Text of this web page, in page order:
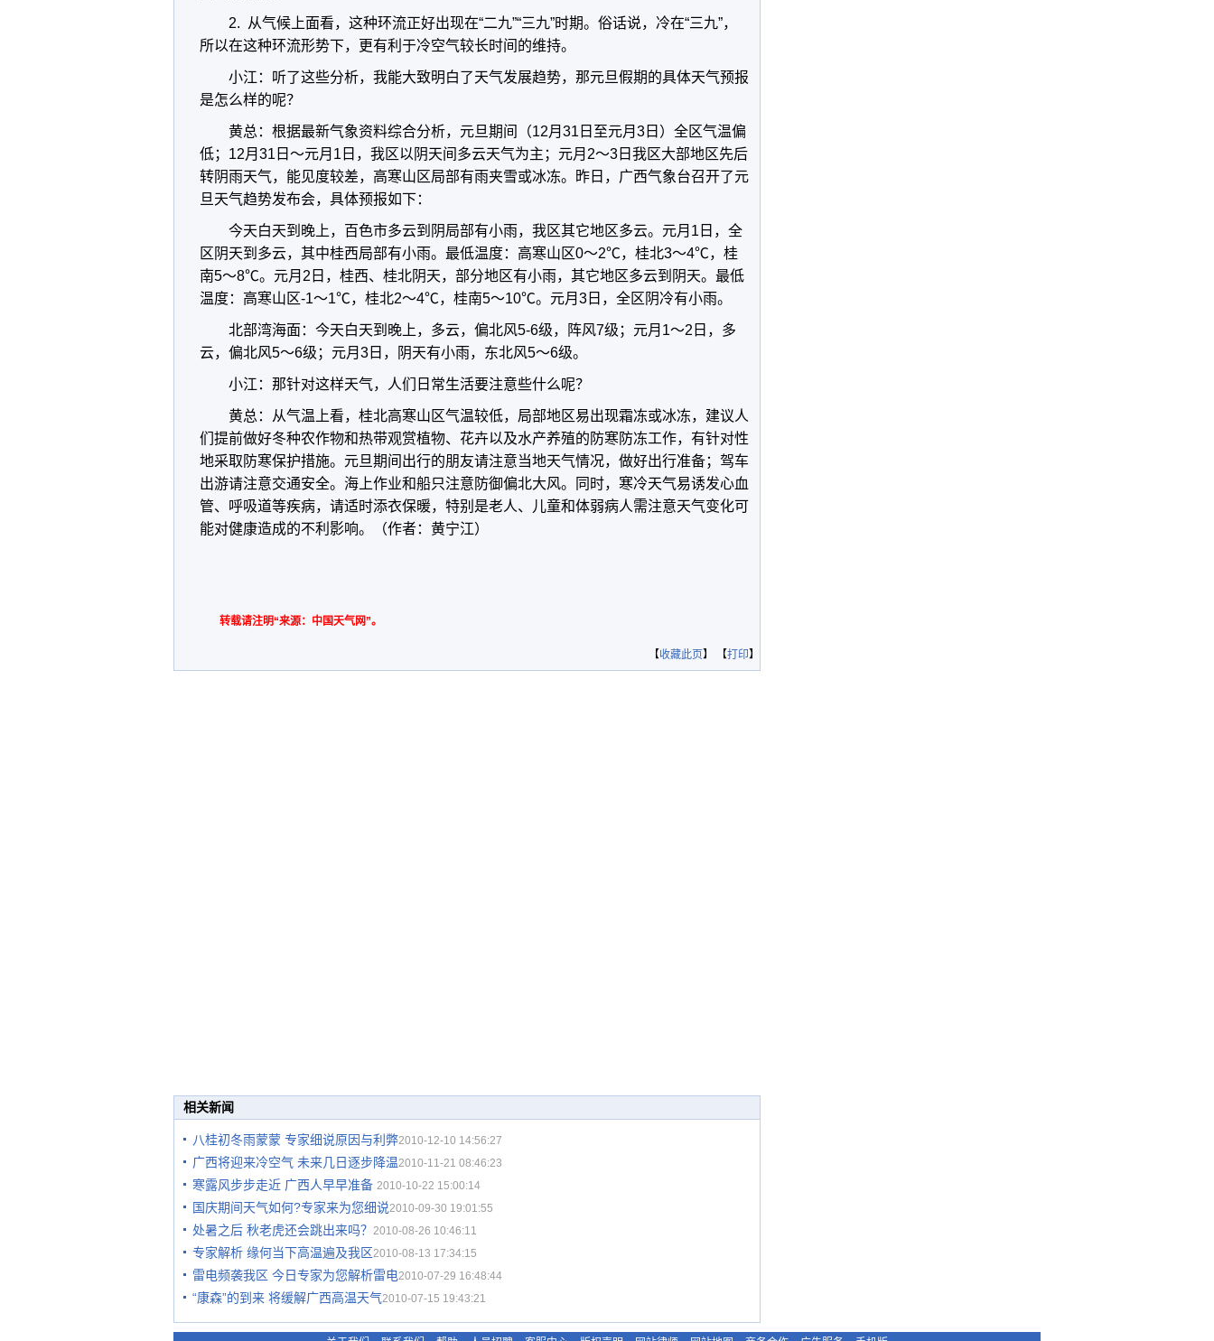
2. 从气候上面看，这种环流正好出现在“二九”“三九”时期。俗话说，冷在“三九”，
所以在这种环流形势下，更有利于冷空气较长时间的维持。
小江：听了这些分析，我能大致明白了天气发展趋势，那元旦假期的具体天气预报
是怎么样的呢？
黄总：根据最新气象资料综合分析，元旦期间（12月31日至元月3日）全区气温偏
低；12月31日～元月1日，我区以阴天间多云天气为主；元月2～3日我区大部地区先后
转阴雨天气，能见度较差，高寒山区局部有雨夹雪或冰冻。昨日，广西气象台召开了元
旦天气趋势发布会，具体预报如下：
今天白天到晚上，百色市多云到阴局部有小雨，我区其它地区多云。元月1日，全
区阴天到多云，其中桂西局部有小雨。最低温度：高寒山区0～2℃，桂北3～4℃，桂
南5～8℃。元月2日，桂西、桂北阴天，部分地区有小雨，其它地区多云到阴天。最低
温度：高寒山区-1～1℃，桂北2～4℃，桂南5～10℃。元月3日，全区阴冷有小雨。
北部湾海面：今天白天到晚上，多云，偏北风5-6级，阵风7级；元月1～2日，多
云，偏北风5～6级；元月3日，阴天有小雨，东北风5～6级。
小江：那针对这样天气，人们日常生活要注意些什么呢？
黄总：从气温上看，桂北高寒山区气温较低，局部地区易出现霜冻或冰冻，建议人
们提前做好冬种农作物和热带观赏植物、花卉以及水产养殖的防寒防冻工作，有针对性
地采取防寒保护措施。元旦期间出行的朋友请注意当地天气情况，做好出行准备；驾车
出游请注意交通安全。海上作业和船只注意防御偏北大风。同时，寒冷天气易诱发心血
管、呼吸道等疾病，请适时添衣保暖，特别是老人、儿童和体弱病人需注意天气变化可
能对健康造成的不利影响。（作者：黄宁江）
转载请注明“来源：中国天气网”。
【收藏此页】 【打印】
相关新闻
八桂初冬雨蒙蒙 专家细说原因与利弊2010-12-10 14:56:27
广西将迎来冷空气 未来几日逐步降温2010-11-21 08:46:23
寒露风步步走近 广西人早早准备 2010-10-22 15:00:14
国庆期间天气如何?专家来为您细说2010-09-30 19:01:55
处暑之后 秋老虎还会跳出来吗？ 2010-08-26 10:46:11
专家解析 缘何当下高温遍及我区2010-08-13 17:34:15
雷电频袭我区 今日专家为您解析雷电2010-07-29 16:48:44
“康森”的到来 将缓解广西高温天气2010-07-15 19:43:21